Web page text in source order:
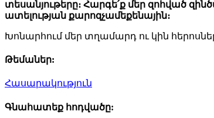
տեսանյութերը։ Հարգե՛ք մեր զոհված
ատելության քարոզչամեքենային։
Խոնարհում մեր տղամարդ ու կին
Թեմաներ:
Հասարակություն
Գնահատեք հոդվածը: